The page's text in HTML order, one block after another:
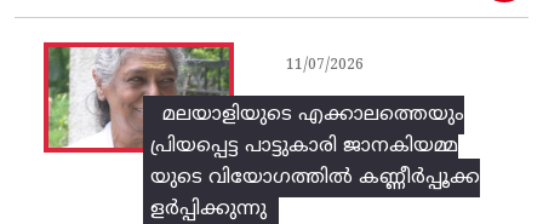
മലയാളിയുടെ എക്കാലത്തെയും
പ്രിയപ്പെട്ട പാട്ടുകാരി ജാനകിയമ്മ
യുടെ വിയോഗത്തിൽ കണ്ണീർപ്പൂക്ക
ളർപ്പിക്കുന്നു
11/07/2026